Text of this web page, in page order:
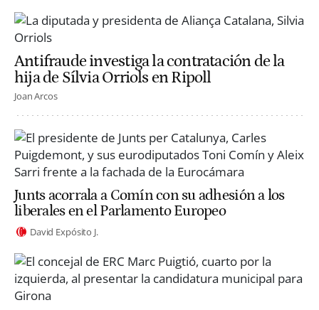
Antifraude investiga la contratación de la
hija de Sílvia Orriols en Ripoll
Joan Arcos
Junts acorrala a Comín con su adhesión a los
liberales en el Parlamento Europeo
David Expósito J.